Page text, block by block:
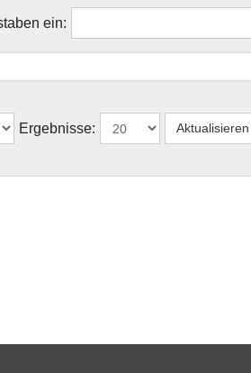
ein:
Ergebnisse: